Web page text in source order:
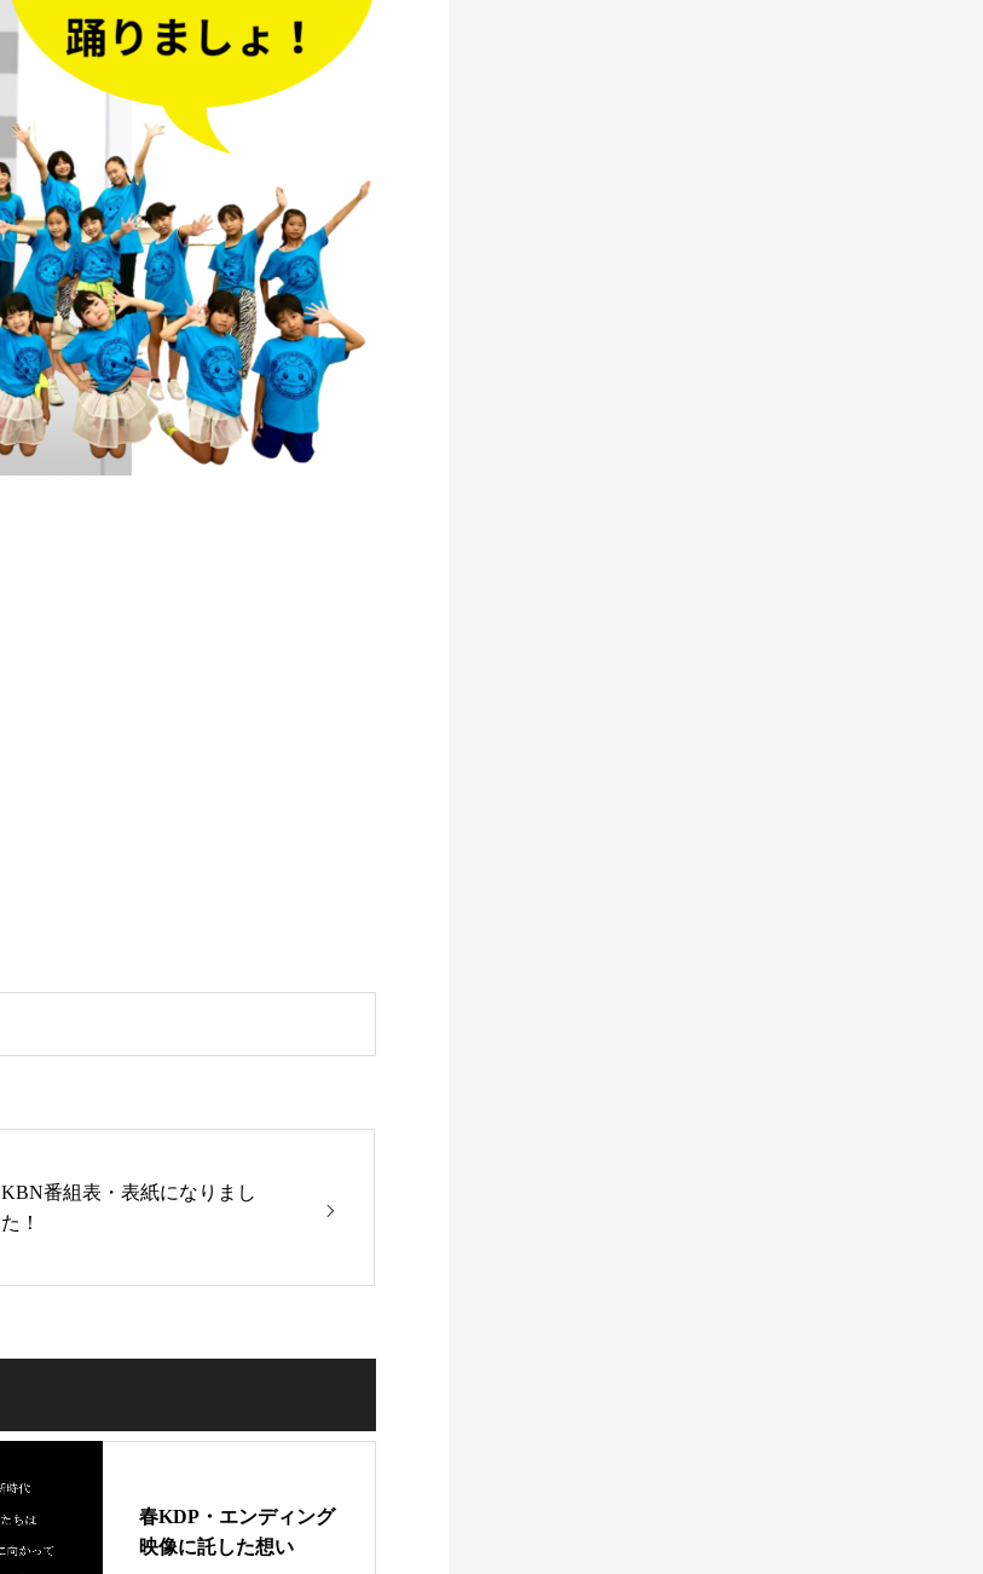
KBN番組表・表紙になりまし
た！
春KDP・エンディング
映像に託した想い